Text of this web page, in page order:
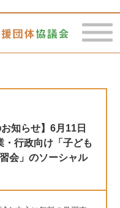
知らせ】6月11日
・行政向け「子ども
会」のソーシャル